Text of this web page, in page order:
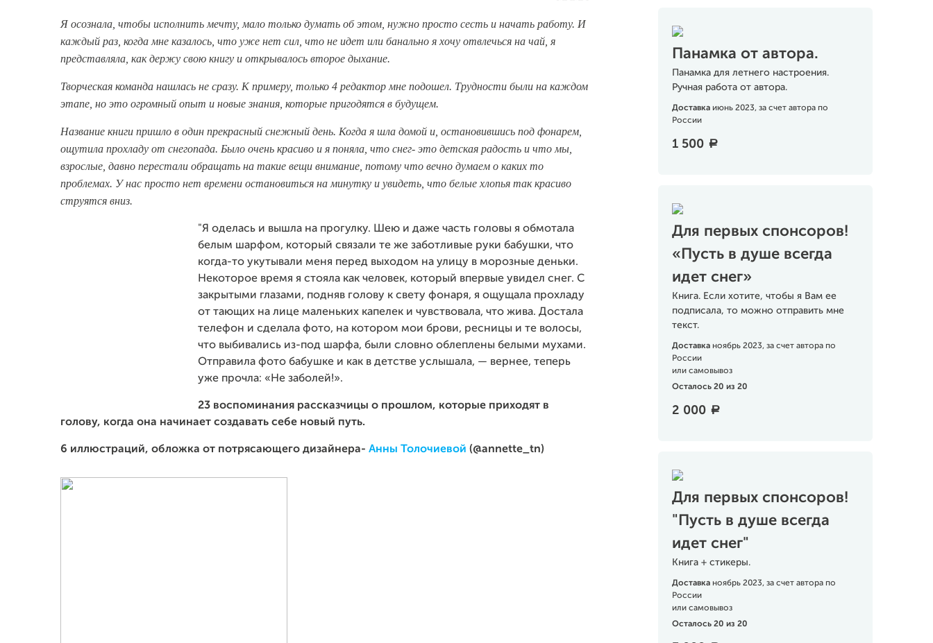
Панамка от автора.
Панамка для летнего настроения.
Ручная работа от автора.
Доставка июнь 2023, за счет автора по
России
1 500 a
Для первых спонсоров!
«Пусть в душе всегда
идет снег»
Книга. Если хотите, чтобы я Вам ее
подписала, то можно отправить мне
текст.
Доставка ноябрь 2023, за счет автора по
России
или самовывоз
Осталось 20 из 20
2 000 a
Для первых спонсоров!
"Пусть в душе всегда
идет снег"
Книга + стикеры.
Доставка ноябрь 2023, за счет автора по
России
или самовывоз
Осталось 20 из 20
Я осознала, чтобы исполнить мечту, мало только думать об этом, нужно просто сесть и начать работу. И
каждый раз, когда мне казалось, что уже нет сил, что не идет или банально я хочу отвлечься на чай, я
представляла, как держу свою книгу и открывалось второе дыхание.
Творческая команда нашлась не сразу. К примеру, только 4 редактор мне подошел. Трудности были на каждом
этапе, но это огромный опыт и новые знания, которые пригодятся в будущем.
Название книги пришло в один прекрасный снежный день. Когда я шла домой и, остановившись под фонарем,
ощутила прохладу от снегопада. Было очень красиво и я поняла, что снег- это детская радость и что мы,
взрослые, давно перестали обращать на такие вещи внимание, потому что вечно думаем о каких то
проблемах. У нас просто нет времени остановиться на минутку и увидеть, что белые хлопья так красиво
струятся вниз.
"Я оделась и вышла на прогулку. Шею и даже часть головы я обмотала
белым шарфом, который связали те же заботливые руки бабушки, что
когда-то укутывали меня перед выходом на улицу в морозные деньки.
Некоторое время я стояла как человек, который впервые увидел снег. С
закрытыми глазами, подняв голову к свету фонаря, я ощущала прохладу
от тающих на лице маленьких капелек и чувствовала, что жива. Достала
телефон и сделала фото, на котором мои брови, ресницы и те волосы,
что выбивались из-под шарфа, были словно облеплены белыми мухами.
Отправила фото бабушке и как в детстве услышала, — вернее, теперь
уже прочла: «Не заболей!».
23 воспоминания рассказчицы о прошлом, которые приходят в
голову, когда она начинает создавать себе новый путь.
6 иллюстраций, обложка от потрясающего дизайнера- Анны Толочиевой (@annette_tn)